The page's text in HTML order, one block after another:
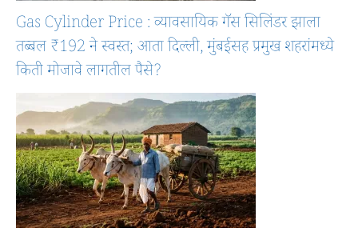
Gas Cylinder Price : व्यावसायिक गॅस सिलिंडर झाला
तब्बल ₹192 ने स्वस्त; आता दिल्ली, मुंबईसह प्रमुख शहरांमध्ये
किती मोजावे लागतील पैसे?